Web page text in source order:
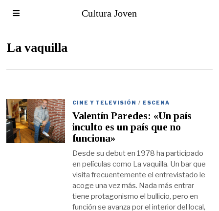
Cultura Joven
La vaquilla
CINE Y TELEVISIÓN / ESCENA
Valentín Paredes: «Un país
inculto es un país que no
funciona»
Desde su debut en 1978 ha participado
en películas como La vaquilla. Un bar que
visita frecuentemente el entrevistado le
acoge una vez más. Nada más entrar
tiene protagonismo el bullicio, pero en
función se avanza por el interior del local,